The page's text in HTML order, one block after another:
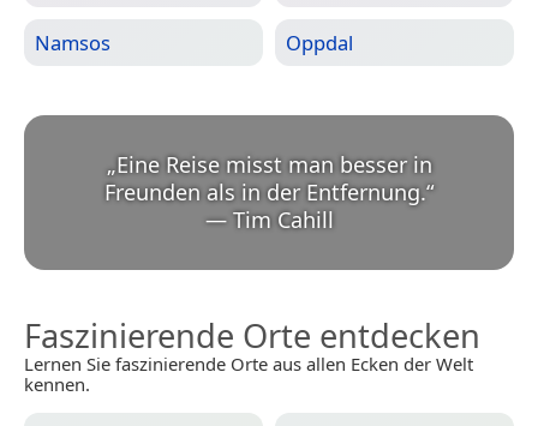
Namsos Oppdal
„Eine Reise misst man besser in
Freunden als in der Entfernung. “
— Tim Cahill
Faszinierende Orte entdecken
Lernen Sie faszinierende Orte aus allen Ecken der Welt
kennen.